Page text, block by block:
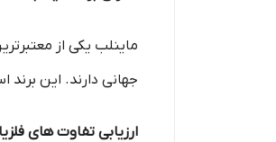
ماینلب یکی از
جهانی دارند. این برند
ارزیابی تفاوت های